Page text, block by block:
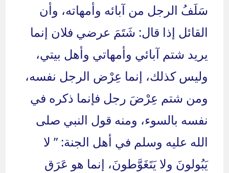
سَلَفُ الرجل من آبائه وأمهاته، وأن
القائل إذا قال: شَتَمَ عرضي فلان إنما
يريد شتم آبائي وأمهاتي وأهل بيتي،
وليس كذلك، إنما عِرْض الرجل نفسه،
ومن شتم عِرْضَ رجل فإنما ذكره في
نفسه بالسوء، ومنه قول النبي صلى
الله عليه وسلم في أهل الجنة: ” لا
يَبُولونَ ولا يَتَغَوَّطونَ، إنما هو عَرَق